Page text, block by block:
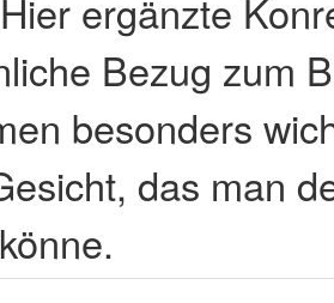
ergänzte
Bezug zum
besonders
das man